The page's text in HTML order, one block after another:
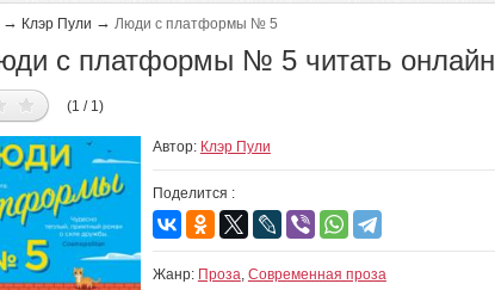
→ Клэр Пули → Люди с платформы № 5
с платформы № 5 читать онлайн
(1 / 1)
Автор: Клэр Пули
Поделится :
Жанр: Проза, Современная проза